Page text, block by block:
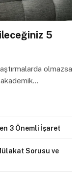
5
olmazsa
3 Önemli İşaret
Sorusu ve